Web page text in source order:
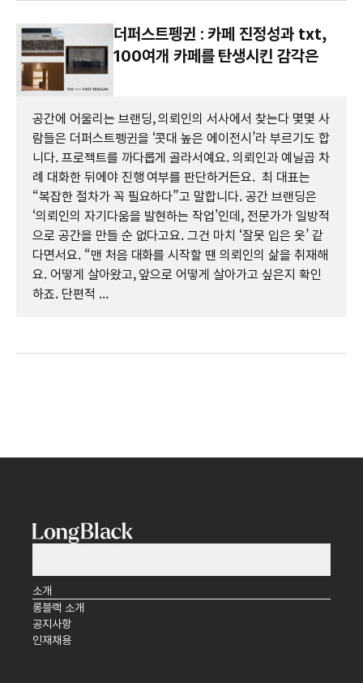
더퍼스트펭귄 : 카페 진정성과 txt,
100여개 카페를 탄생시킨 감각은
공간에 어울리는 브랜딩, 의뢰인의 서사에서 찾는다 몇몇 사
람들은 더퍼스트펭귄을 ‘콧대 높은 에이전시’라 부르기도 합
니다. 프로젝트를 까다롭게 골라서예요. 의뢰인과 예닐곱 차
례 대화한 뒤에야 진행 여부를 판단하거든요. 최 대표는
“복잡한 절차가 꼭 필요하다”고 말합니다. 공간 브랜딩은
‘의뢰인의 자기다움을 발현하는 작업’인데, 전문가가 일방적
으로 공간을 만들 순 없다고요. 그건 마치 ‘잘못 입은 옷’ 같
다면서요. “맨 처음 대화를 시작할 땐 의뢰인의 삶을 취재해
요. 어떻게 살아왔고, 앞으로 어떻게 살아가고 싶은지 확인
하죠. 단편적 ...
소개
롱블랙 소개
공지사항
인재채용